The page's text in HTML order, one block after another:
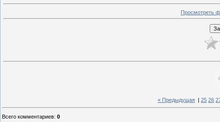
Просмотреть
« Предыдущая 25 26
Всего комментариев: 0